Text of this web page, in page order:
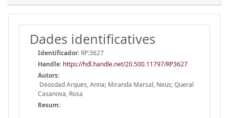
Dades identificatives
Identificador: RP:3627
Handle: https://hdl.handle.net/20.500.11797/RP3627
Autors:
Deosdad Arques, Anna; Miranda Marsal, Neus; Queral
Casanova, Rosa
Resum: